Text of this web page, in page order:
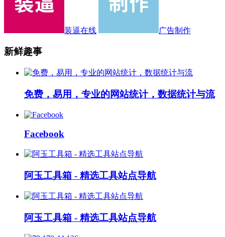
装逼在线 广告制作
新鲜趣事
免费，易用，专业的网站统计，数据统计与流
Facebook
阿玉工具箱 - 精选工具站点导航
阿玉工具箱 - 精选工具站点导航